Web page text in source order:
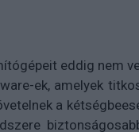
eddig nem
ek, amelyek
a